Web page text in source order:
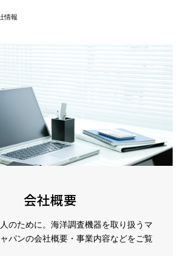
情報
会社概要
のために。海洋調査機器を取り扱うマ
パンの会社概要・事業内容などをご覧